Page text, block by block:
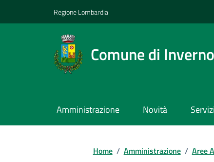
Regione Lombardia
Comune di
Amministrazione Novità Servizi
Home / Amministrazione / Aree